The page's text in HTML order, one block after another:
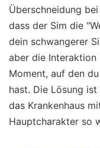
Überschneidung
dass der Sim die
dein schwangerer
aber die
Moment, auf den
hast. Die Lösung
das Krankenhaus
Hauptcharakter so